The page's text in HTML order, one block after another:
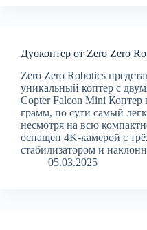
Дуокоптер от Zero Zero
Zero Zero Robotics
уникальный коптер с
Copter Falcon Mini Коптер
грамм, по сути самый
несмотря на всю
оснащен 4K-камерой с
стабилизатором и
05.03.2025